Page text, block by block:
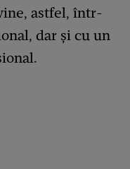
astfel, într-
dar și cu un